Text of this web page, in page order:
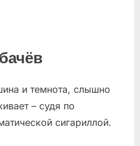
и темнота, слышно
– судя по
сигариллой.